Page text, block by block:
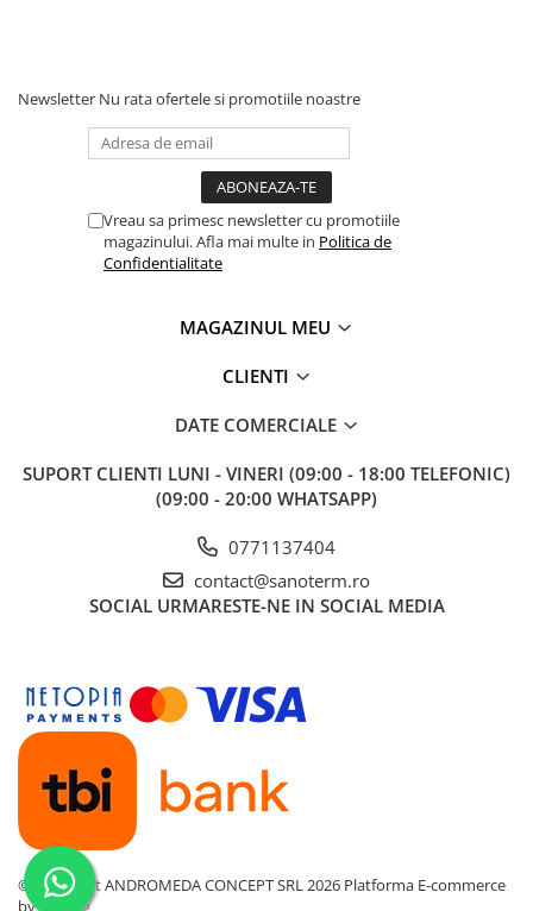
Sifoane, ventile si racorduri
Sifoane si ventile lavoar
Sifoane si ventile cadita dus
Sifoane pardoseala si terasa
Baterii cu dus extractabil
Baterii cu pipa flexibila
Chiuvete bucatarie
Chiuvete Compozit
Seturi chiuvete si baterii
Distribuitoare
Grup amestec
Automatizari
Pompe recirculare
Pompa ridicare presiune
Cutii distribuitoare
Newsletter Nu rata ofertele si promotiile noastre
Vreau sa primesc newsletter cu promotiile
magazinului. Afla mai multe in Politica de
Confidentialitate
MAGAZINUL MEU
CLIENTI
DATE COMERCIALE
SUPORT CLIENTI LUNI - VINERI (09:00 - 18:00 TELEFONIC)
(09:00 - 20:00 WHATSAPP)
0771137404
contact@sanoterm.ro
SOCIAL URMARESTE-NE IN SOCIAL MEDIA
©Copyright ANDROMEDA CONCEPT SRL 2026 Platforma E-commerce
by Gomag